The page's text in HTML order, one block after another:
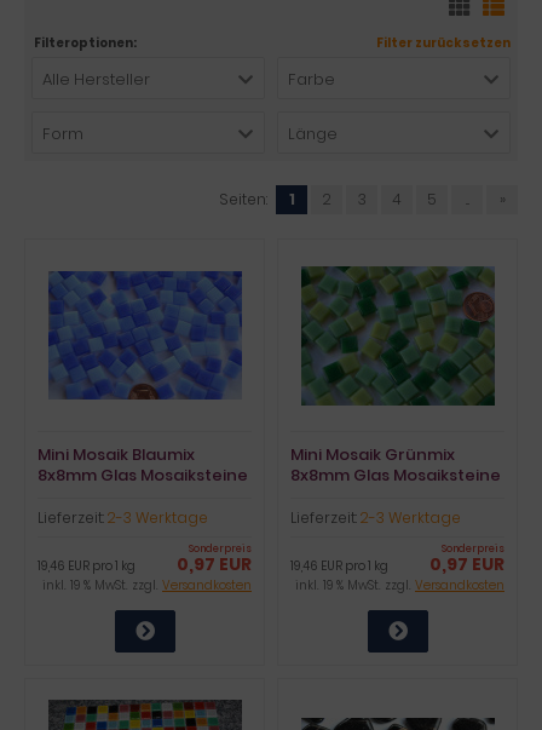
Filteroptionen: Filter zurücksetzen
Alle Hersteller Farbe
Form Länge
Seiten: 1 2 3 4 5 ... »
Mini Mosaik Blaumix
8x8mm Glas Mosaiksteine
Lieferzeit:2-3 Werktage
Sonderpreis
0,97 EUR
19,46 EUR pro 1 kg
inkl. 19 % MwSt. zzgl. Versandkosten
Mini Mosaik Grünmix
8x8mm Glas Mosaiksteine
Lieferzeit:2-3 Werktage
Sonderpreis
0,97 EUR
19,46 EUR pro 1 kg
inkl. 19 % MwSt. zzgl. Versandkosten